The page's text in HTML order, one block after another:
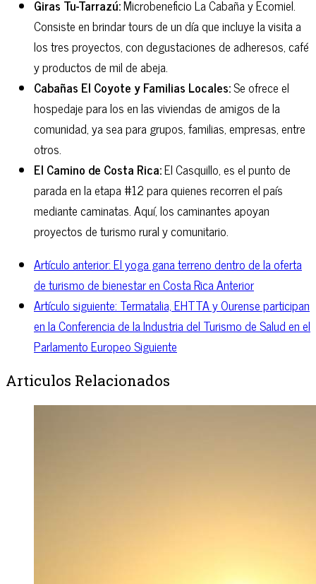
Giras Tu-Tarrazú:Microbeneficio La Cabaña y Ecomiel.
Consiste en brindar tours de un día que incluye la visita a
los tres proyectos, con degustaciones de adheresos, café
y productos de mil de abeja.
Cabañas El Coyote y Familias Locales:Se ofrece el
hospedaje para los en las viviendas de amigos de la
comunidad, ya sea para grupos, familias, empresas, entre
otros.
El Camino de Costa Rica:El Casquillo, es el punto de
parada en la etapa #12 para quienes recorren el país
mediante caminatas. Aquí, los caminantes apoyan
proyectos de turismo rural y comunitario.
Artículo anterior: El yoga gana terreno dentro de la oferta
de turismo de bienestar en Costa RicaAnterior
Artículo siguiente: Termatalia, EHTTA y Ourense participan
en la Conferencia de la Industria del Turismo de Salud en el
Parlamento EuropeoSiguiente
Articulos Relacionados